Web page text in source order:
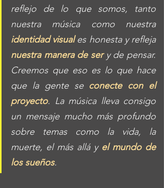
reflejo de lo que somos, tanto
nuestra música como nuestra
identidad visual es honesta y refleja
nuestra manera de ser y de pensar.
Creemos que eso es lo que hace
que la gente se conecte con el
proyecto. La música lleva consigo
un mensaje mucho más profundo
sobre temas como la vida, la
muerte, el más allá y el mundo de
los sueños.